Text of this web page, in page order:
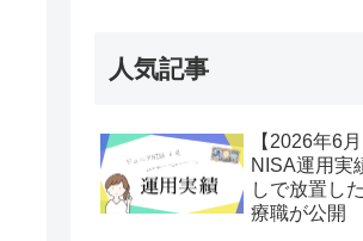
人気記事
【2026年6
NISA運用実
しで放置し
療職が公開